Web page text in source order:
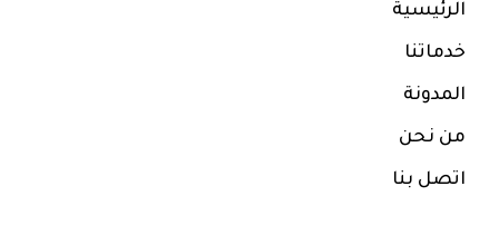
الرئيسية
خدماتنا
المدونة
من نحن
اتصل بنا